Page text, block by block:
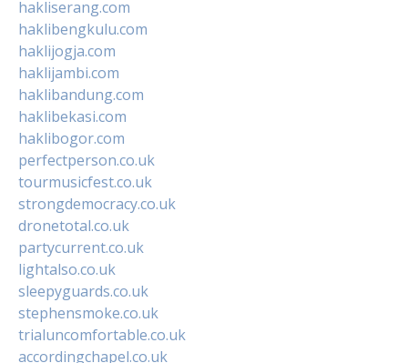
hakliserang.com
haklibengkulu.com
haklijogja.com
haklijambi.com
haklibandung.com
haklibekasi.com
haklibogor.com
perfectperson.co.uk
tourmusicfest.co.uk
strongdemocracy.co.uk
dronetotal.co.uk
partycurrent.co.uk
lightalso.co.uk
sleepyguards.co.uk
stephensmoke.co.uk
trialuncomfortable.co.uk
accordingchapel.co.uk